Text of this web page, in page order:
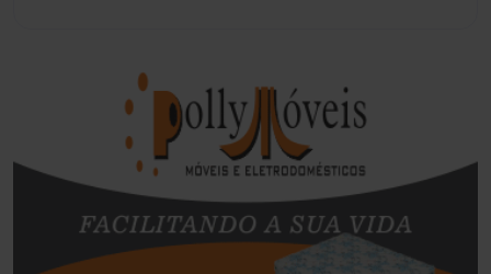
Bom Jesus da Lapa
Boquira
Botuporã (72)